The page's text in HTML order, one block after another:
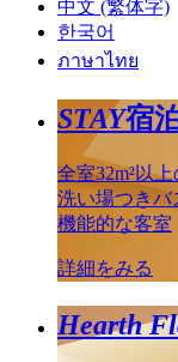
中文 (繁体字)
한국어
ภาษาไทย
STAY宿
全室32m²以
洗い場つきバ
機能的な客室
詳細をみる
Hearth